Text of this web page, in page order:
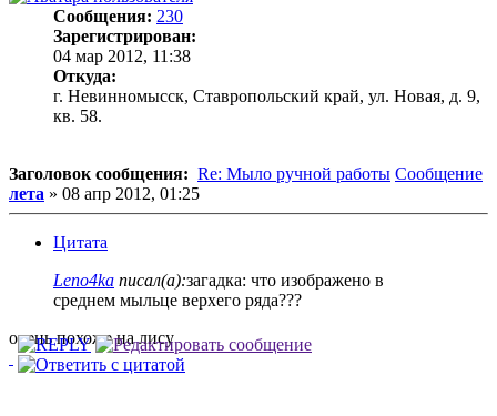
Сообщения: 230
Зарегистрирован:
04 мар 2012, 11:38
Откуда:
г. Невинномысск, Ставропольский край, ул. Новая, д. 9,
кв. 58.
Заголовок сообщения: Re: Мыло ручной работы Сообщение
лета » 08 апр 2012, 01:25
Цитата
Leno4ka писал(а):загадка: что изображено в
среднем мыльце верхего ряда???
очень похоже на лису